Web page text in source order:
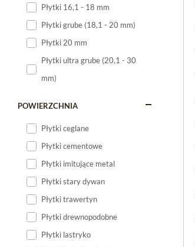
Płytki małe
Płytki 16,1 - 18 mm
Płytki grube (18,1 - 20 mm)
Płytki 20 mm
Płytki ultra grube (20,1 - 30
mm)
POWIERZCHNIA
Płytki ceglane
Płytki cementowe
Płytki imitujące metal
Płytki stary dywan
Płytki trawertyn
Płytki drewnopodobne
Płytki lastryko